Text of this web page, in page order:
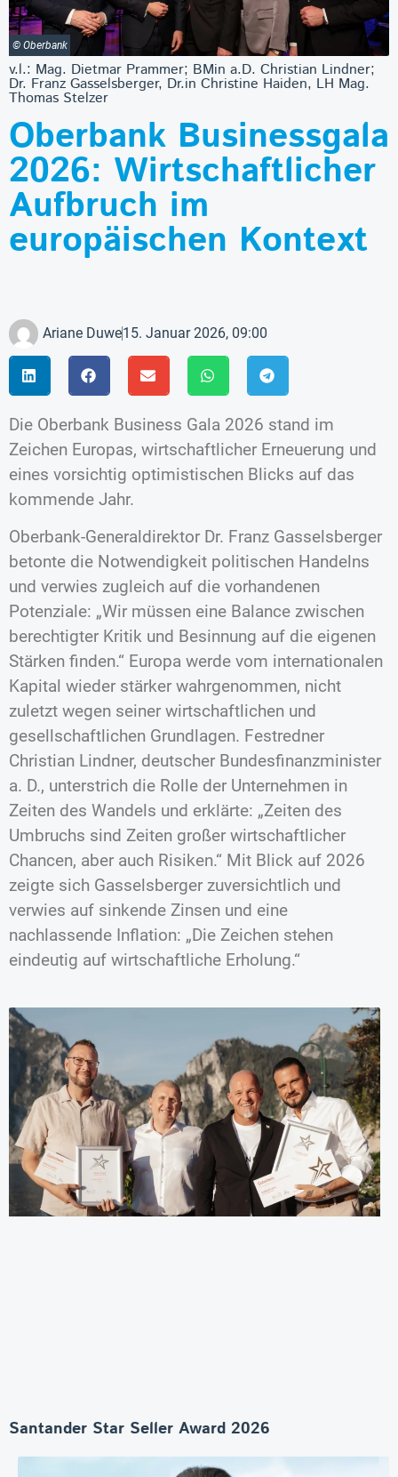
© Oberbank
v.l.: Mag. Dietmar Prammer; BMin a.D. Christian Lindner;
Dr. Franz Gasselsberger, Dr.in Christine Haiden, LH Mag.
Thomas Stelzer
Oberbank Businessgala
2026: Wirtschaftlicher
Aufbruch im
europäischen Kontext
Ariane Duwe15. Januar 2026, 09:00
Die Oberbank Business Gala 2026 stand im
Zeichen Europas, wirtschaftlicher Erneuerung und
eines vorsichtig optimistischen Blicks auf das
kommende Jahr.
Oberbank-Generaldirektor Dr. Franz Gasselsberger
betonte die Notwendigkeit politischen Handelns
und verwies zugleich auf die vorhandenen
Potenziale: „Wir müssen eine Balance zwischen
berechtigter Kritik und Besinnung auf die eigenen
Stärken finden.“ Europa werde vom internationalen
Kapital wieder stärker wahrgenommen, nicht
zuletzt wegen seiner wirtschaftlichen und
gesellschaftlichen Grundlagen. Festredner
Christian Lindner, deutscher Bundesfinanzminister
a. D., unterstrich die Rolle der Unternehmen in
Zeiten des Wandels und erklärte: „Zeiten des
Umbruchs sind Zeiten großer wirtschaftlicher
Chancen, aber auch Risiken.“ Mit Blick auf 2026
zeigte sich Gasselsberger zuversichtlich und
verwies auf sinkende Zinsen und eine
nachlassende Inflation: „Die Zeichen stehen
eindeutig auf wirtschaftliche Erholung.“
Santander Star Seller Award 2026